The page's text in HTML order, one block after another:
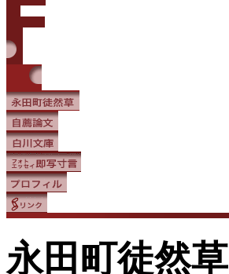
永田町徒然草